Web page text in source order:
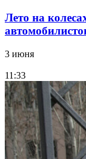
Лето на
3 июня
11:33